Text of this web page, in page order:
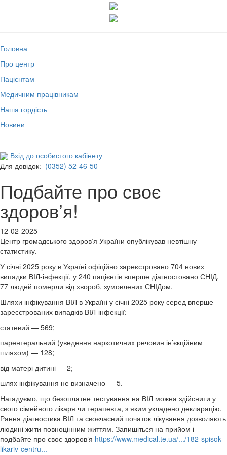
Головна
Про центр
Пацієнтам
Медичним працівникам
Наша гордість
Новини
Вхід до особистого кабінету
Для довідок: (0352) 52-46-50
Подбайте про своє
здоровʼя!
12-02-2025
Центр громадського здоровʼя України опублікував невтішну
статистику.
У січні 2025 року в Україні офіційно зареєстровано 704 нових
випадки ВІЛ-інфекції, у 240 пацієнтів вперше діагностовано СНІД,
77 людей померли від хвороб, зумовлених СНІДом.
Шляхи інфікування ВІЛ в Україні у січні 2025 року серед вперше
зареєстрованих випадків ВІЛ-інфекції:
статевий — 569;
парентеральний (уведення наркотичних речовин ін’єкційним
шляхом) — 128;
від матері дитині — 2;
шлях інфікування не визначено — 5.
Нагадуємо, що безоплатне тестування на ВІЛ можна здійснити у
свого сімейного лікаря чи терапевта, з яким укладено декларацію.
Рання діагностика ВІЛ та своєчасний початок лікування дозволяють
людині жити повноцінним життям. Запишіться на прийом і
подбайте про своє здоровʼя https://www.medical.te.ua/.../182-spisok--
likariv-centru...